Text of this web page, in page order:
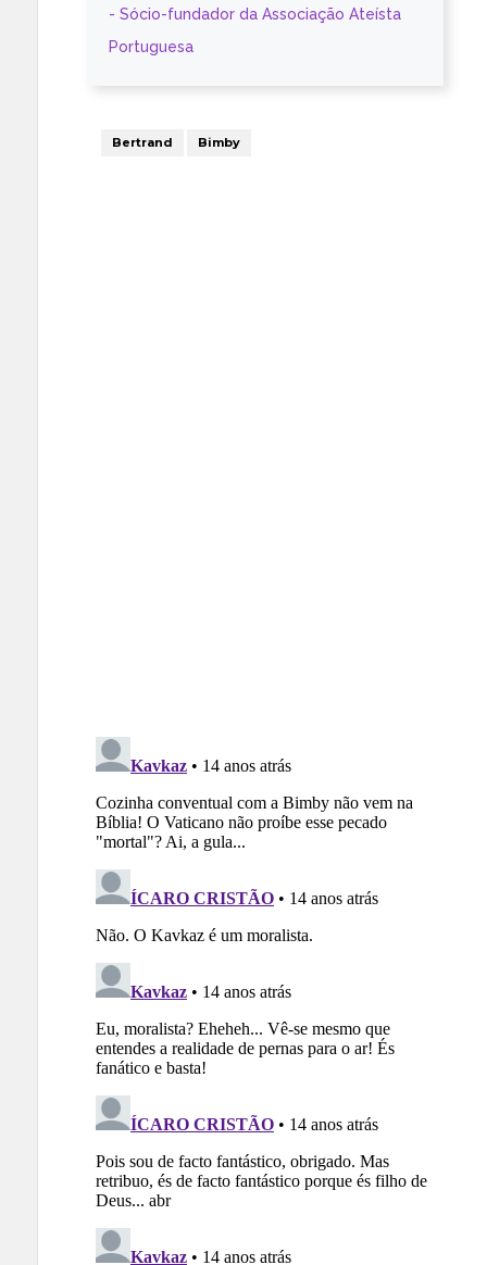
- Sócio-fundador da Associação Ateísta
Portuguesa
Bertrand Bimby